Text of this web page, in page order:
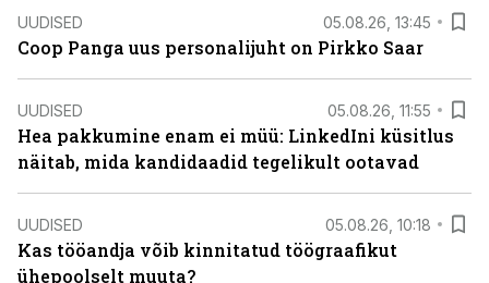
UUDISED 05.08.26, 13:45
Coop Panga uus personalijuht on Pirkko Saar
UUDISED 05.08.26, 11:55
Hea pakkumine enam ei müü: LinkedIni küsitlus
näitab, mida kandidaadid tegelikult ootavad
UUDISED 05.08.26, 10:18
Kas tööandja võib kinnitatud töögraafikut
ühepoolselt muuta?